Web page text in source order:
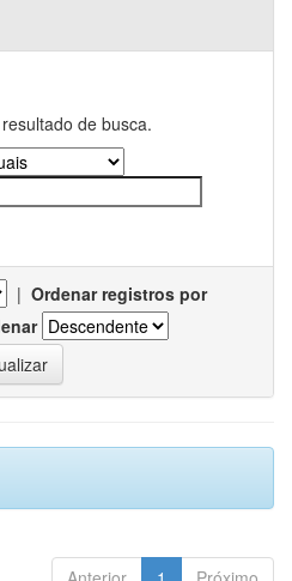
de busca.
| Ordenar registros por